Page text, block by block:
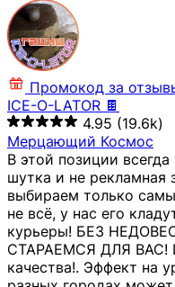
Промокод за
ICE-O-LATOR 🍫
4.95 (19.6k)
Мерцающий Космос
В этой позиции
шутка и не рекламная
выбираем только
не всё, у нас его
курьеры! БЕЗ
СТАРАЕМСЯ ДЛЯ ВАС!
качества!. Эффект на